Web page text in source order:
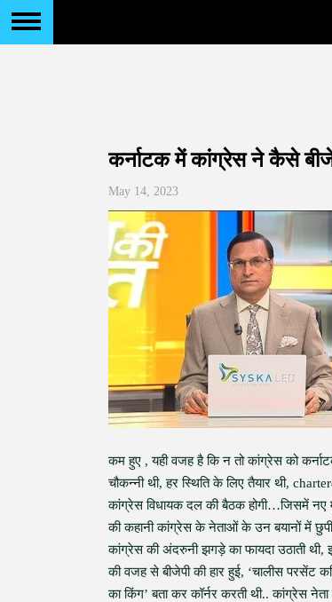
कर्नाटक में कांग्रेस ने कैसे
May 14, 2023
कम हुए , यही वजह है कि न तो कांग्रेस को
चौकन्नी थी, हर स्थिति के लिए तैयार थी,
कांग्रेस विधायक दल की बैठक होगी…जिसमें नए
की कहानी कांग्रेस के नेताओं के उन बयानों में
कांग्रेस की अंदरुनी झगड़े का फायदा उठाती थी,
की वजह से बीजेपी की हार हुई, ‘चालीस परसेंट
का किंग’ बता कर कॉर्नर करती थी.. कांग्रेस